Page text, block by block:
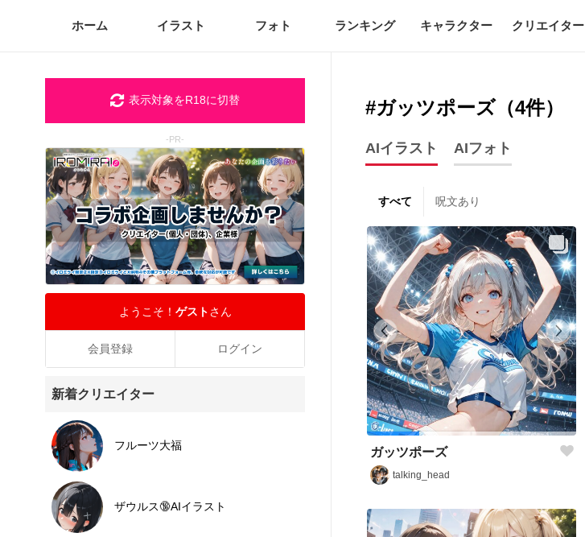
ホーム イラスト フォト ランキング キャラクター クリエイター
#ガッツポーズ（4件）
AIイラスト AIフォト
すべて 呪文あり
ガッツポーズ
talking_head
表示対象をR18に切替
-PR-
ようこそ！ ゲストさん
会員登録 ログイン
新着クリエイター
フルーツ大福
ザウルス🔞AIイラスト